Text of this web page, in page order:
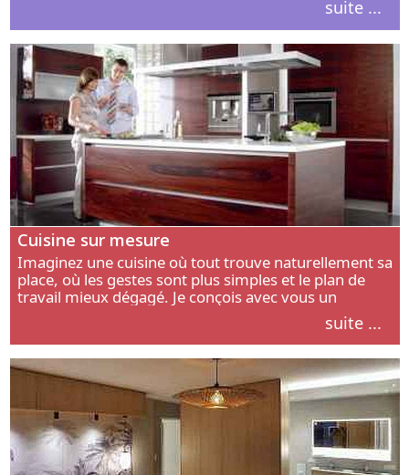
suite ...
Cuisine sur mesure
Imaginez une cuisine où tout trouve naturellement sa
place, où les gestes sont plus simples et le plan de
travail mieux dégagé. Je conçois avec vous un
aménagement adapté à votre manière de cuisiner, de
suite ...